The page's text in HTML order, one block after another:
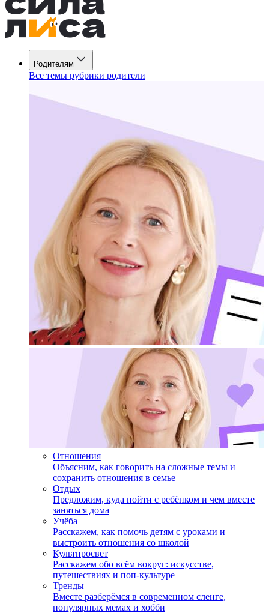
Родителям
Все темы рубрики родители
Отношения
Объясним, как говорить на сложные темы и
сохранить отношения в семье
Отдых
Предложим, куда пойти с ребёнком и чем вместе
заняться дома
Учёба
Расскажем, как помочь детям с уроками и
выстроить отношения со школой
Культпросвет
Расскажем обо всём вокруг: искусстве,
путешествиях и поп-культуре
Тренды
Вместе разберёмся в современном сленге,
популярных мемах и хобби